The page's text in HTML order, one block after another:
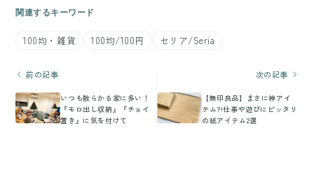
関連するキーワード
100均・雑貨 100均/100円 セリア/Seria
前の記事
いつも散らかる家に多い！
『モロ出し収納』『チョイ
置き』に気を付けて
次の記事
【無印良品】まさに神アイ
テム?!仕事や遊びにピッタリ
の紙アイテム2選